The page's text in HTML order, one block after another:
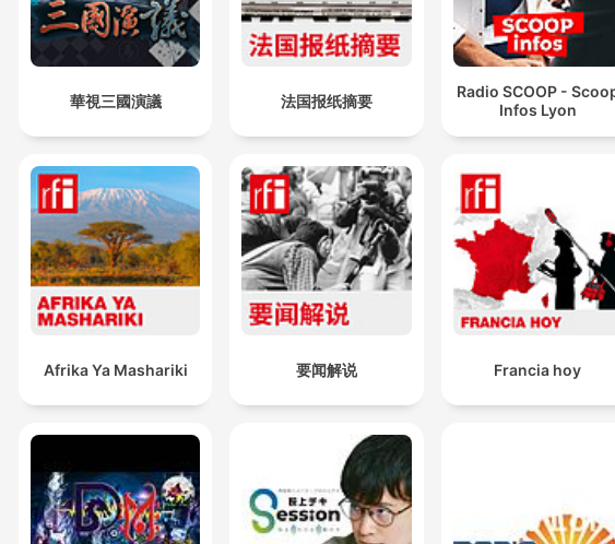
華視三國演議 法国报纸摘要
Radio SCOOP -
Infos Lyon
Afrika Ya Mashariki 要闻解说 Francia hoy